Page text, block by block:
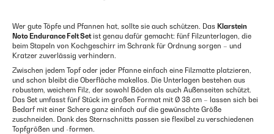
Wer gute Töpfe und Pfannen hat, sollte sie auch schützen. Das Klarstein
Noto Endurance Felt Setist genau dafür gemacht: fünf Filzunterlagen, die
beim Stapeln von Kochgeschirr im Schrank für Ordnung sorgen – und
Kratzer zuverlässig verhindern.
Zwischen jedem Topf oder jeder Pfanne einfach eine Filzmatte platzieren,
und schon bleibt die Oberfläche makellos. Die Unterlagen bestehen aus
robustem, weichem Filz, der sowohl Böden als auch Außenseiten schützt.
Das Set umfasst fünf Stück im großen Format mit Ø 38 cm – lassen sich bei
Bedarf mit einer Schere ganz einfach auf die gewünschte Größe
zuschneiden. Dank des Sternschnitts passen sie flexibel zu verschiedenen
Topfgrößen und -formen.